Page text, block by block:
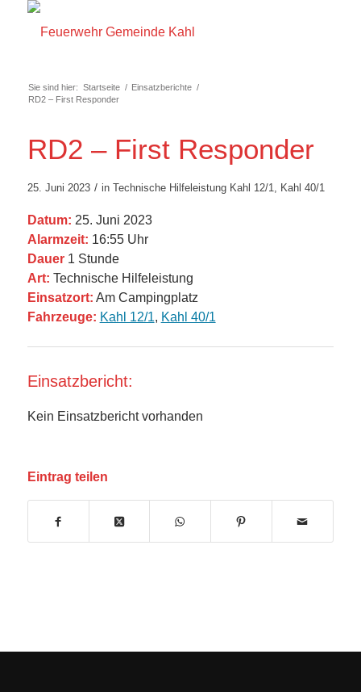
Sie sind hier: Startseite / Einsatzberichte /
RD2 – First Responder
RD2 – First Responder
25. Juni 2023 / in Technische Hilfeleistung Kahl 12/1, Kahl 40/1
Datum: 25. Juni 2023
Alarmzeit: 16:55 Uhr
Dauer1 Stunde
Art: Technische Hilfeleistung
Einsatzort: Am Campingplatz
Fahrzeuge: Kahl 12/1, Kahl 40/1
Einsatzbericht:
Kein Einsatzbericht vorhanden
Eintrag teilen